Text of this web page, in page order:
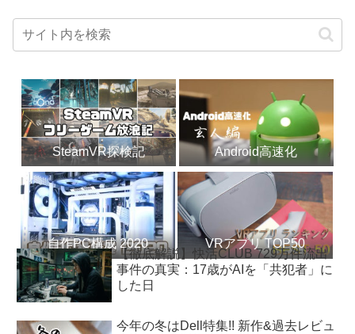
SteamVR探検記 Android高速化
自作PC構成 2020 VRアプリ TOP50
【徹底解説】快活CLUB 729万件流出
事件の真実：17歳がAIを「共犯者」に
した日
今年の冬はDell特集!! 新作&過去レビュ